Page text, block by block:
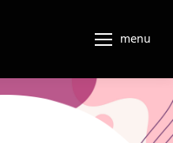
menu